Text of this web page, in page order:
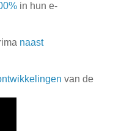
in hun e-
naast
van de